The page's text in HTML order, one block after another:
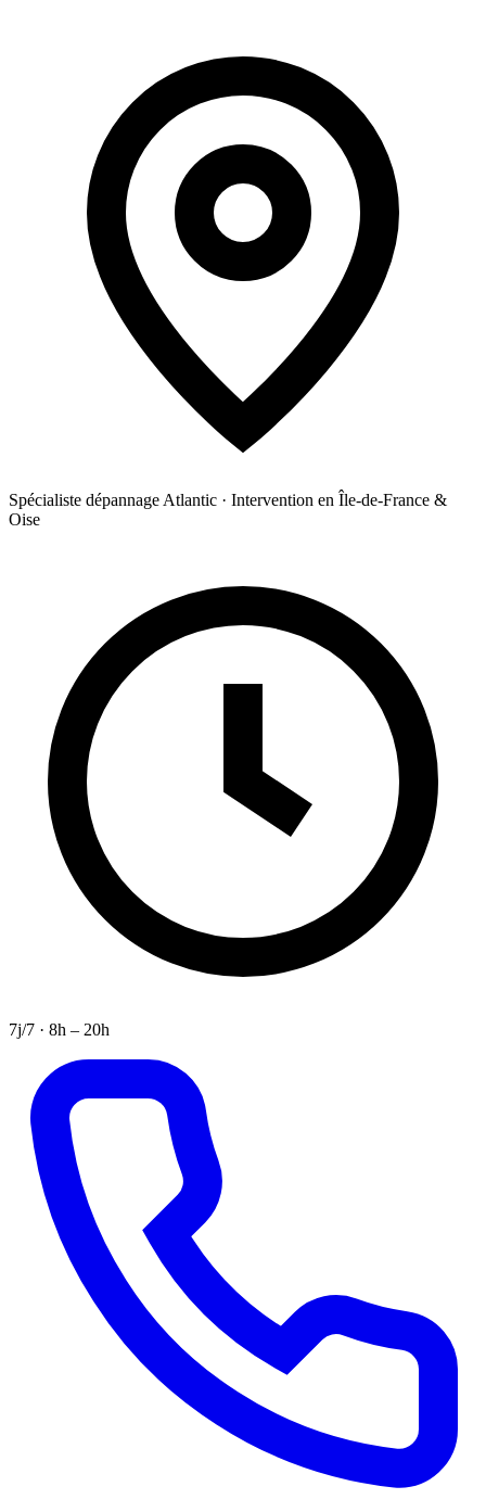
Spécialiste dépannage Atlantic · Intervention en Île-de-France &
Oise
7j/7 · 8h – 20h